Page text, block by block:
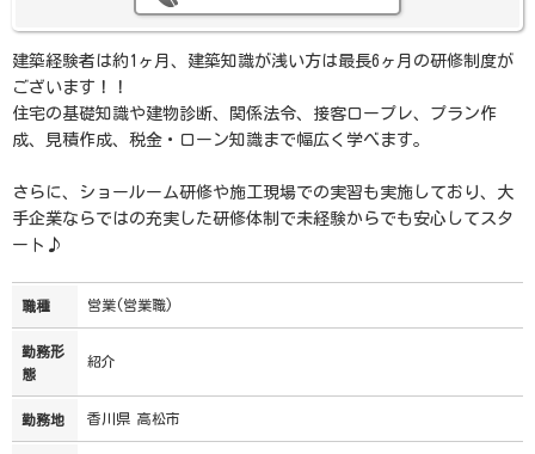
建築経験者は約1ヶ月、建築知識が浅い方は最長6ヶ月の研修制度が
ございます！！
住宅の基礎知識や建物診断、関係法令、接客ロープレ、プラン作
成、見積作成、税金・ローン知識まで幅広く学べます。
さらに、ショールーム研修や施工現場での実習も実施しており、大
手企業ならではの充実した研修体制で未経験からでも安心してスタ
ート♪
職種 営業(営業職)
勤務形
態
紹介
勤務地 香川県 高松市